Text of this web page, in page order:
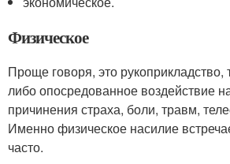
Физическое
Проще говоря, это рукоприкладство,
либо опосредованное воздействие
причинения страха, боли, травм,
Именно физическое насилие
часто.